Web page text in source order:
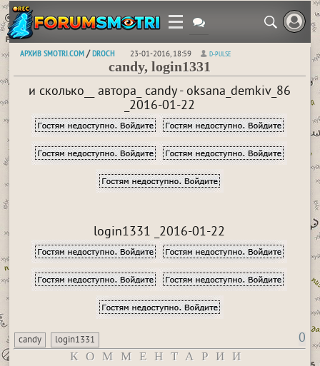
АРХИВ SMOTRI.COM /DROCH 23-01-2016, 18:59 D-PULSE
candy, login1331
и сколько__ автора_ candy - oksana_demkiv_86
_2016-01-22
login1331 _2016-01-22
candy login1331 0
КОММЕНТАРИИ